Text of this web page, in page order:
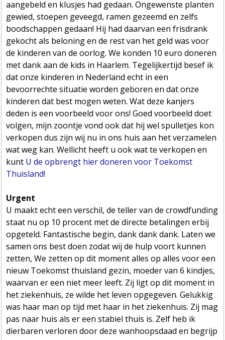
aangebeld en klusjes had gedaan. Ongewenste planten
gewied, stoepen geveegd, ramen gezeemd en zelfs
boodschappen gedaan! Hij had daarvan een frisdrank
gekocht als beloning en de rest van het geld was voor
de kinderen van de oorlog. We konden 10 euro doneren
met dank aan de kids in Haarlem. Tegelijkertijd besef ik
dat onze kinderen in Nederland echt in een
bevoorrechte situatie worden geboren en dat onze
kinderen dat best mogen weten. Wat deze kanjers
deden is een voorbeeld voor ons! Goed voorbeeld doet
volgen, mijn zoontje vond ook dat hij wel spulletjes kon
verkopen dus zijn wij nu in ons huis aan het verzamelen
wat weg kan. Wellicht heeft u ook wat te verkopen en
kunt U de opbrengt hier doneren voor Toekomst
Thuisland!
Urgent
U maakt echt een verschil, de teller van de crowdfunding
staat nu op 10 procent met de directe betalingen erbij
opgeteld. Fantastische begin, dank dank dank. Laten we
samen ons best doen zodat wij de hulp voort kunnen
zetten, We zetten op dit moment alles op alles voor een
nieuw Toekomst thuisland gezin, moeder van 6 kindjes,
waarvan er een niet meer leeft. Zij ligt op dit moment in
het ziekenhuis, ze wilde het leven opgegeven. Gelukkig
was haar man op tijd met haar in het ziekenhuis. Zij mag
pas naar huis als er een stabiel thuis is. Zelf heb ik
dierbaren verloren door deze wanhoopsdaad en begrijp